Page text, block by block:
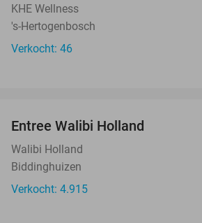
KHE Wellness
's-Hertogenbosch
Verkocht: 46
Entree Walibi Holland
Walibi Holland
Biddinghuizen
Verkocht: 4.915